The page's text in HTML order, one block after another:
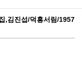
,김진섭/덕흥서림/1957